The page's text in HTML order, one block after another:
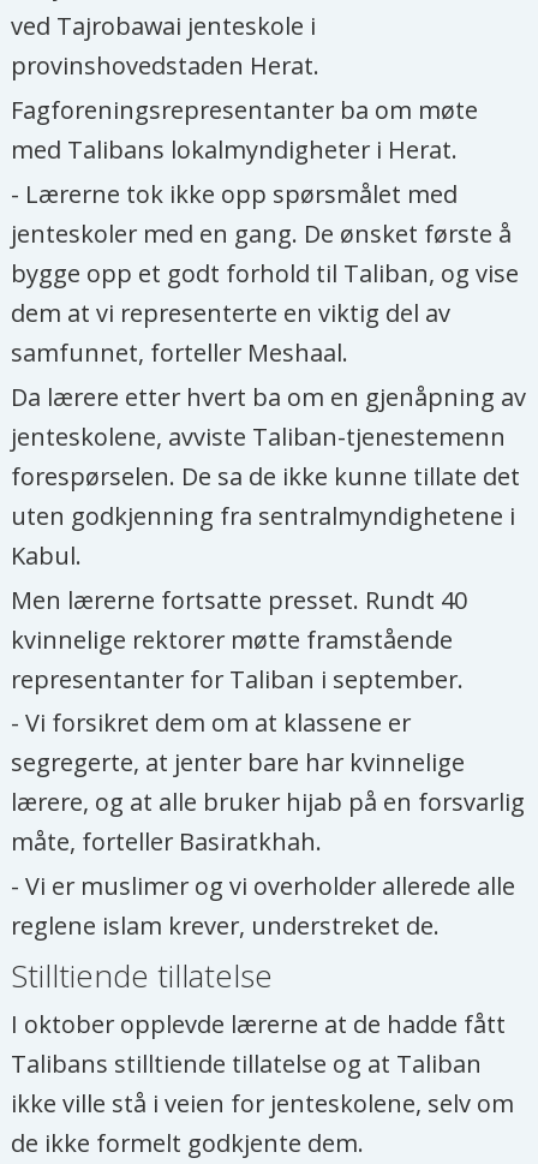
ved Tajrobawai jenteskole i
provinshovedstaden Herat.
Fagforeningsrepresentanter ba om møte
med Talibans lokalmyndigheter i Herat.
- Lærerne tok ikke opp spørsmålet med
jenteskoler med en gang. De ønsket første å
bygge opp et godt forhold til Taliban, og vise
dem at vi representerte en viktig del av
samfunnet, forteller Meshaal.
Da lærere etter hvert ba om en gjenåpning av
jenteskolene, avviste Taliban-tjenestemenn
forespørselen. De sa de ikke kunne tillate det
uten godkjenning fra sentralmyndighetene i
Kabul.
Men lærerne fortsatte presset. Rundt 40
kvinnelige rektorer møtte framstående
representanter for Taliban i september.
- Vi forsikret dem om at klassene er
segregerte, at jenter bare har kvinnelige
lærere, og at alle bruker hijab på en forsvarlig
måte, forteller Basiratkhah.
- Vi er muslimer og vi overholder allerede alle
reglene islam krever, understreket de.
Stilltiende tillatelse
I oktober opplevde lærerne at de hadde fått
Talibans stilltiende tillatelse og at Taliban
ikke ville stå i veien for jenteskolene, selv om
de ikke formelt godkjente dem.